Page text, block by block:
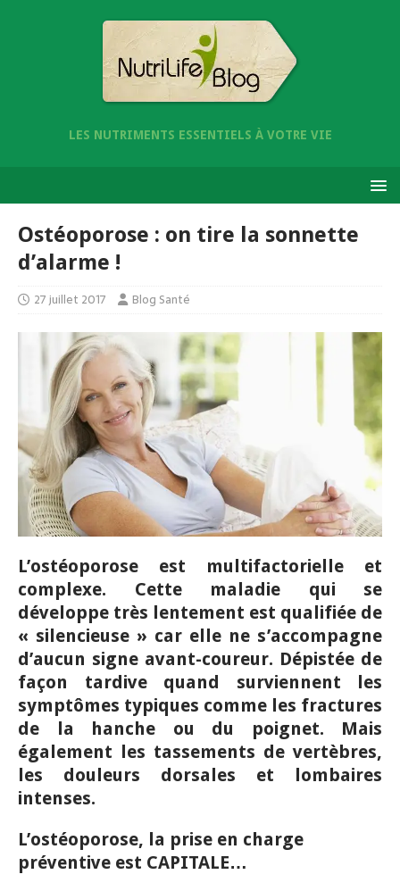
LES NUTRIMENTS ESSENTIELS À VOTRE VIE
Ostéoporose : on tire la sonnette
d’alarme !
27 juillet 2017 Blog Santé
L’ostéoporose est multifactorielle et
complexe. Cette maladie qui se
développe très lentement est qualifiée de
« silencieuse » car elle ne s’accompagne
d’aucun signe avant-coureur. Dépistée de
façon tardive quand surviennent les
symptômes typiques comme les fractures
de la hanche ou du poignet. Mais
également les tassements de vertèbres,
les douleurs dorsales et lombaires
intenses.
L’ostéoporose, la prise en charge
préventive est CAPITALE…